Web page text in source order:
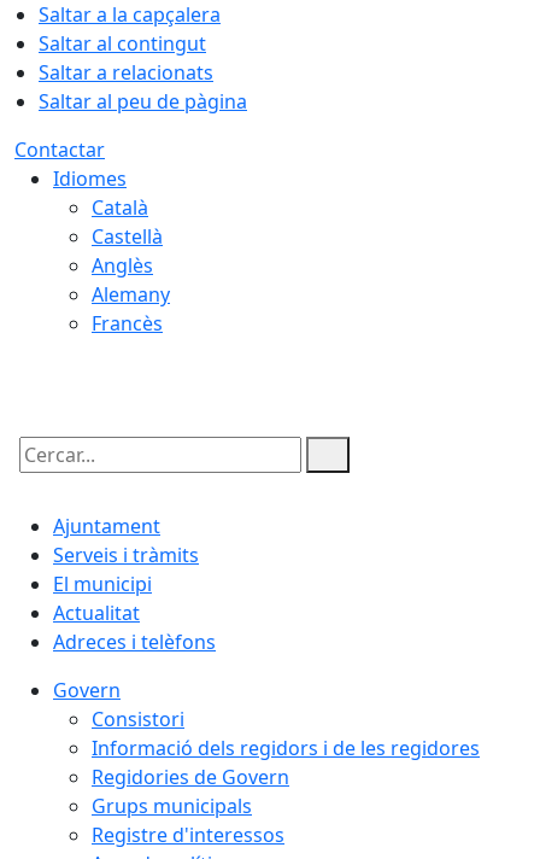
Saltar a la capçalera
Saltar al contingut
Saltar a relacionats
Saltar al peu de pàgina
Contactar
Idiomes
Català
Castellà
Anglès
Alemany
Francès
Cercar:
Ajuntament
Serveis i tràmits
El municipi
Actualitat
Adreces i telèfons
Govern
Consistori
Informació dels regidors i de les regidores
Regidories de Govern
Grups municipals
Registre d'interessos